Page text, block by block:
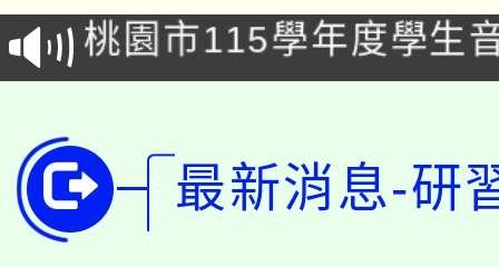
車」活動
桃園市115學年度學生
生本土語及新住民語歌
公告本校115學年度第
代理(課)教師甄選結果(
代理(課)教師甄選結果(
轉知中國文化大學推廣
轉知苗栗縣政府辦理
最新消息-研